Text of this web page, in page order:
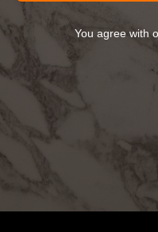
You agree with